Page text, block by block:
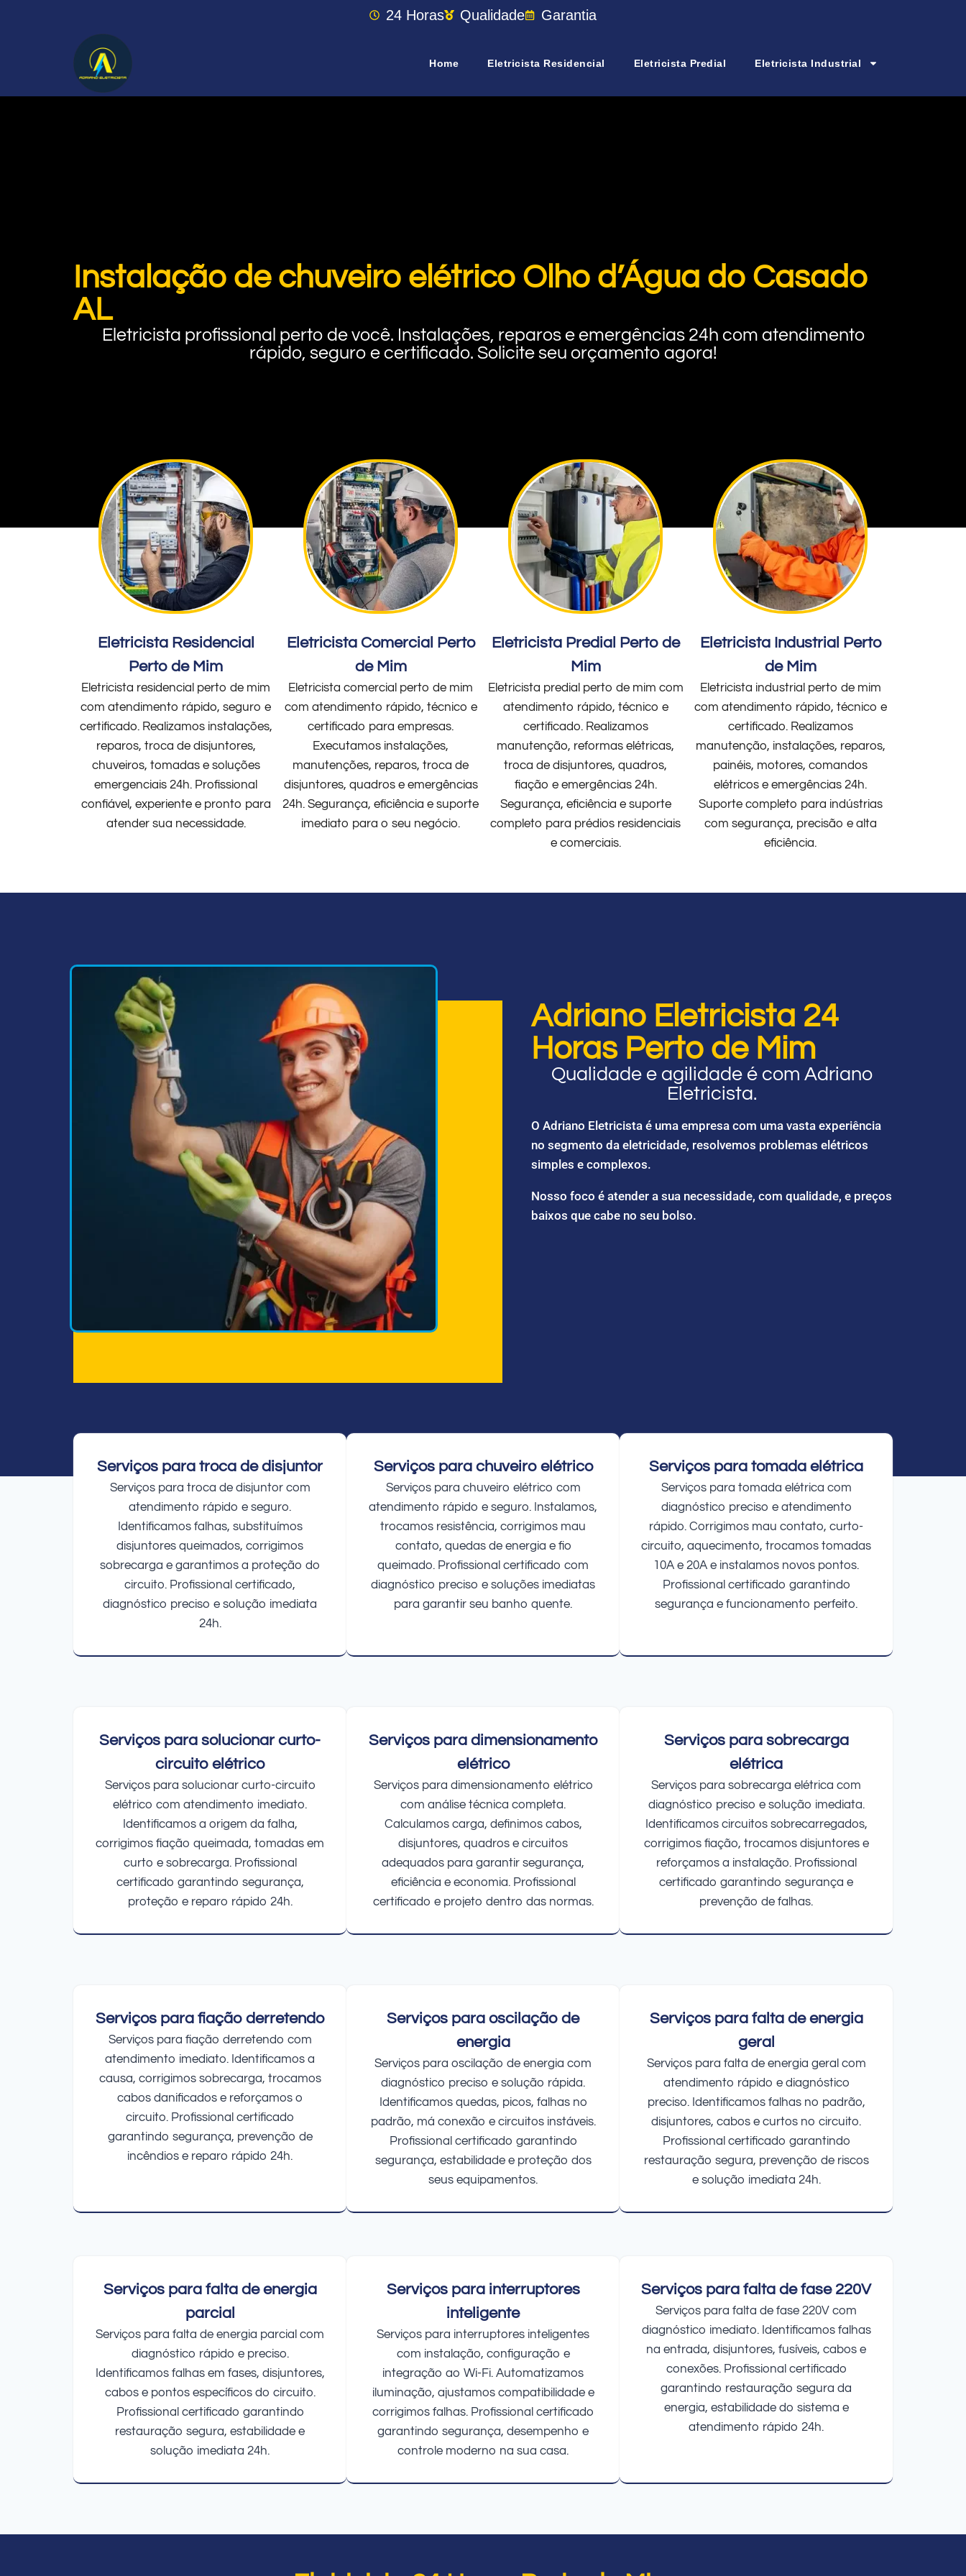
24 Horas Qualidade Garantia
Home Eletricista Residencial Eletricista Predial Eletricista Industrial
Instalação de chuveiro elétrico Olho d’Água do Casado
AL
Eletricista profissional perto de você. Instalações, reparos e emergências 24h com atendimento
rápido, seguro e certificado. Solicite seu orçamento agora!
Eletricista Residencial
Perto de Mim
Eletricista residencial perto de mim
com atendimento rápido, seguro e
certificado. Realizamos instalações,
reparos, troca de disjuntores,
chuveiros, tomadas e soluções
emergenciais 24h. Profissional
confiável, experiente e pronto para
atender sua necessidade.
Eletricista Comercial Perto
de Mim
Eletricista comercial perto de mim
com atendimento rápido, técnico e
certificado para empresas.
Executamos instalações,
manutenções, reparos, troca de
disjuntores, quadros e emergências
24h. Segurança, eficiência e suporte
imediato para o seu negócio.
Eletricista Predial Perto de
Mim
Eletricista predial perto de mim com
atendimento rápido, técnico e
certificado. Realizamos
manutenção, reformas elétricas,
troca de disjuntores, quadros,
fiação e emergências 24h.
Segurança, eficiência e suporte
completo para prédios residenciais
e comerciais.
Eletricista Industrial Perto
de Mim
Eletricista industrial perto de mim
com atendimento rápido, técnico e
certificado. Realizamos
manutenção, instalações, reparos,
painéis, motores, comandos
elétricos e emergências 24h.
Suporte completo para indústrias
com segurança, precisão e alta
eficiência.
Adriano Eletricista 24
Horas Perto de Mim
Qualidade e agilidade é com Adriano
Eletricista.
O Adriano Eletricista é uma empresa com uma vasta experiência
no segmento da eletricidade, resolvemos problemas elétricos
simples e complexos.
Nosso foco é atender a sua necessidade, com qualidade, e preços
baixos que cabe no seu bolso.
Serviços para troca de disjuntor
Serviços para troca de disjuntor com
atendimento rápido e seguro.
Identificamos falhas, substituímos
disjuntores queimados, corrigimos
sobrecarga e garantimos a proteção do
circuito. Profissional certificado,
diagnóstico preciso e solução imediata
24h.
Serviços para chuveiro elétrico
Serviços para chuveiro elétrico com
atendimento rápido e seguro. Instalamos,
trocamos resistência, corrigimos mau
contato, quedas de energia e fio
queimado. Profissional certificado com
diagnóstico preciso e soluções imediatas
para garantir seu banho quente.
Serviços para tomada elétrica
Serviços para tomada elétrica com
diagnóstico preciso e atendimento
rápido. Corrigimos mau contato, curto-
circuito, aquecimento, trocamos tomadas
10A e 20A e instalamos novos pontos.
Profissional certificado garantindo
segurança e funcionamento perfeito.
Serviços para solucionar curto-
circuito elétrico
Serviços para solucionar curto-circuito
elétrico com atendimento imediato.
Identificamos a origem da falha,
corrigimos fiação queimada, tomadas em
curto e sobrecarga. Profissional
certificado garantindo segurança,
proteção e reparo rápido 24h.
Serviços para dimensionamento
elétrico
Serviços para dimensionamento elétrico
com análise técnica completa.
Calculamos carga, definimos cabos,
disjuntores, quadros e circuitos
adequados para garantir segurança,
eficiência e economia. Profissional
certificado e projeto dentro das normas.
Serviços para sobrecarga
elétrica
Serviços para sobrecarga elétrica com
diagnóstico preciso e solução imediata.
Identificamos circuitos sobrecarregados,
corrigimos fiação, trocamos disjuntores e
reforçamos a instalação. Profissional
certificado garantindo segurança e
prevenção de falhas.
Serviços para fiação derretendo
Serviços para fiação derretendo com
atendimento imediato. Identificamos a
causa, corrigimos sobrecarga, trocamos
cabos danificados e reforçamos o
circuito. Profissional certificado
garantindo segurança, prevenção de
incêndios e reparo rápido 24h.
Serviços para oscilação de
energia
Serviços para oscilação de energia com
diagnóstico preciso e solução rápida.
Identificamos quedas, picos, falhas no
padrão, má conexão e circuitos instáveis.
Profissional certificado garantindo
segurança, estabilidade e proteção dos
seus equipamentos.
Serviços para falta de energia
geral
Serviços para falta de energia geral com
atendimento rápido e diagnóstico
preciso. Identificamos falhas no padrão,
disjuntores, cabos e curtos no circuito.
Profissional certificado garantindo
restauração segura, prevenção de riscos
e solução imediata 24h.
Serviços para falta de energia
parcial
Serviços para falta de energia parcial com
diagnóstico rápido e preciso.
Identificamos falhas em fases, disjuntores,
cabos e pontos específicos do circuito.
Profissional certificado garantindo
restauração segura, estabilidade e
solução imediata 24h.
Serviços para interruptores
inteligente
Serviços para interruptores inteligentes
com instalação, configuração e
integração ao Wi-Fi. Automatizamos
iluminação, ajustamos compatibilidade e
corrigimos falhas. Profissional certificado
garantindo segurança, desempenho e
controle moderno na sua casa.
Serviços para falta de fase 220V
Serviços para falta de fase 220V com
diagnóstico imediato. Identificamos falhas
na entrada, disjuntores, fusíveis, cabos e
conexões. Profissional certificado
garantindo restauração segura da
energia, estabilidade do sistema e
atendimento rápido 24h.